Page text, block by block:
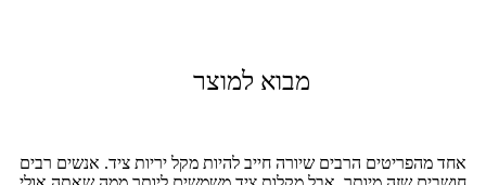
מבוא למוצר
אחד מהפריטים הרבים שיורה חייב להיות מקל יריות ציד. אנשים רבים